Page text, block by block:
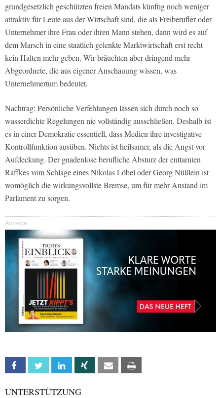
grundgesetzlich geschützten freien Mandats künftig noch weniger
attraktiv für Leute aus der Wirtschaft sind, die als Freiberufler oder
Unternehmer ihre Frau oder ihren Mann stehen, dann wird es auf
dem Marsch in eine staatlich gelenkte Marktwirtschaft erst recht
kein Halten mehr geben. Wir bräuchten aber dringend mehr
Abgeordnete, die aus eigener Anschauung wissen, was
Unternehmertum bedeutet.
Nachtrag: Persönliche Verfehlungen lassen sich durch noch so
wasserdichte Regelungen nie vollständig ausschließen. Deshalb ist
es in einer Demokratie essentiell, dass Medien ihre investigative
Kontrollfunktion ausüben. Nichts ist heilsamer, als die Angst vor
Aufdeckung. Der gnadenlose berufliche Absturz der enttarnten
Raffkes vom Schlage eines Nikolas Löbel oder Georg Nüßlein ist
womöglich die wirkungsvollste Bremse, um für mehr Anstand im
Parlament zu sorgen.
Anzeige
Facebook Twitter Linkedin Xing Email
UNTERSTÜTZUNG